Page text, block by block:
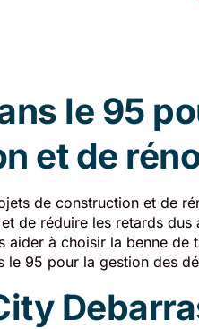
le 95
et de
de construction et de
de réduire les retards dus
aider à choisir la benne de
le 95 pour la gestion des